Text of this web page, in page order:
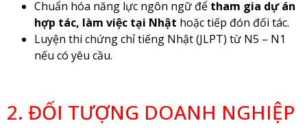
Chuẩn hóa năng lực ngôn ngữ để tham gia dự án
hợp tác, làm việc tại Nhật hoặc tiếp đón đối tác.
Luyện thi chứng chỉ tiếng Nhật (JLPT) từ N5 – N1
nếu có yêu cầu.
2. ĐỐI TƯỢNG DOANH NGHIỆP